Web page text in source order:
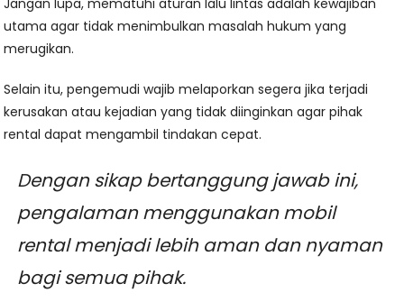
utama agar tidak menimbulkan masalah hukum yang
merugikan.
Selain itu, pengemudi wajib melaporkan segera jika terjadi
kerusakan atau kejadian yang tidak diinginkan agar pihak
rental dapat mengambil tindakan cepat.
Dengan sikap bertanggung jawab ini,
pengalaman menggunakan mobil
rental menjadi lebih aman dan nyaman
bagi semua pihak.